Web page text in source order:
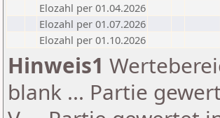
Elozahl per 01.04.2026
Elozahl per 01.07.2026
Elozahl per 01.10.2026
Hinweis1
blank ... Partie